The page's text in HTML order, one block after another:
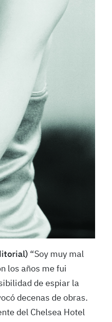
“Soy muy mal
los años me fui
de espiar la
decenas de obras.
del Chelsea Hotel